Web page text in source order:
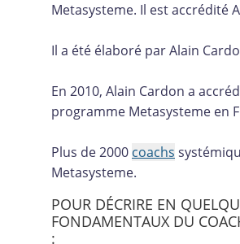
Metasysteme. Il est accrédité
Il a été élaboré par Alain
En 2010, Alain Cardon a
programme Metasysteme en
Plus de 2000 coachs
Metasysteme.
POUR DÉCRIRE EN
FONDAMENTAUX DU
: